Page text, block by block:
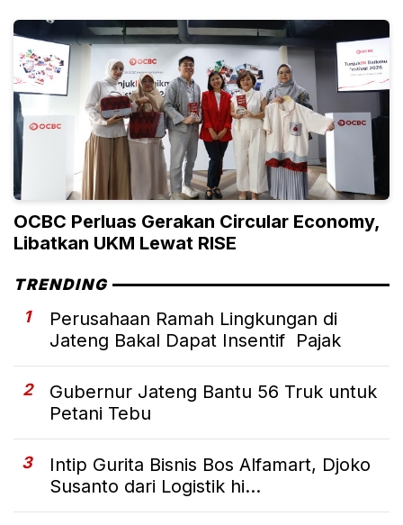
OCBC Perluas Gerakan Circular Economy,
Libatkan UKM Lewat RISE
TRENDING
1
Perusahaan Ramah Lingkungan di
Jateng Bakal Dapat Insentif Pajak
2
Gubernur Jateng Bantu 56 Truk untuk
Petani Tebu
3
Intip Gurita Bisnis Bos Alfamart, Djoko
Susanto dari Logistik hi...